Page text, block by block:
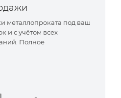
металлопроката под ваш
и с учётом всех
Полное